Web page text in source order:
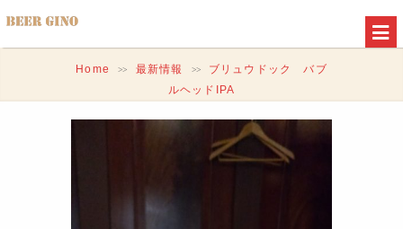
Home >> 最新情報 >>
ブリュウドック バブ
ルヘッドIPA